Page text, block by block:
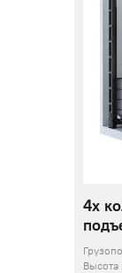
4х
Высота